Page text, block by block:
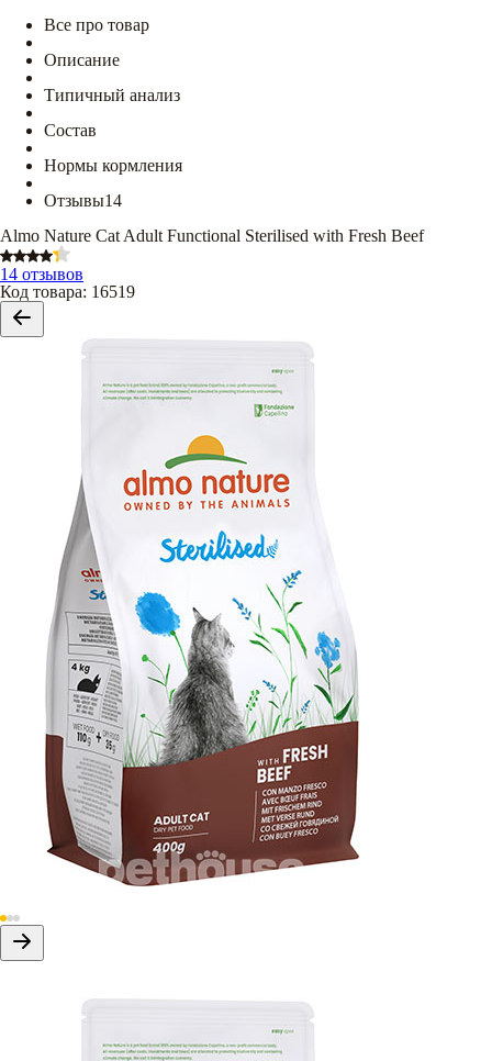
Все про товар
Описание
Типичный анализ
Состав
Нормы кормления
Отзывы14
Almo Nature Cat Adult Functional Sterilised with Fresh Beef
14 отзывов
Код товара: 16519